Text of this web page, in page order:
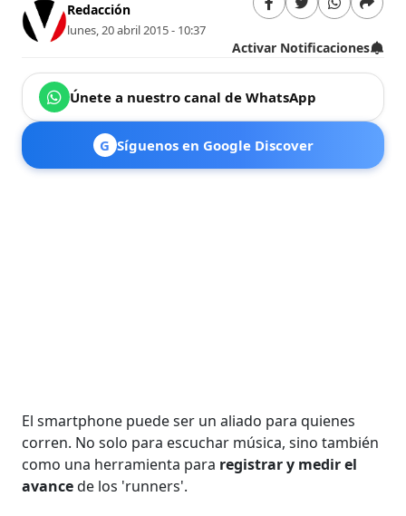
Redacción
lunes, 20 abril 2015 - 10:37
Activar Notificaciones
Únete a nuestro canal de WhatsApp
G Síguenos en Google Discover
El smartphone puede ser un aliado para quienes
corren. No solo para escuchar música, sino también
como una herramienta para registrar y medir el
avancede los 'runners'.